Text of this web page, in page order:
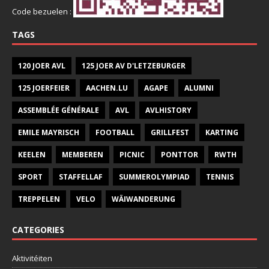
Code bezuelen :
TAGS
120 JOER AVL 125 JOER AV D'LETZEBURGER
125 JOERFEIER AACHEN.LU AGAPE ALUMNI
ASSEMBLÉE GÉNÉRALE AVL AVLHISTORY
EMILE MAYRISCH FOOTBALL GRILLFEST KARTING
KEELEN MEMBEREN PICNIC PONTTOR RWTH
SPORT STAFFELLAF SUMMEROLYMPIAD TENNIS
TREPPELEN VELO WÄIWANDERUNG
CATEGORIES
Aktivitéiten